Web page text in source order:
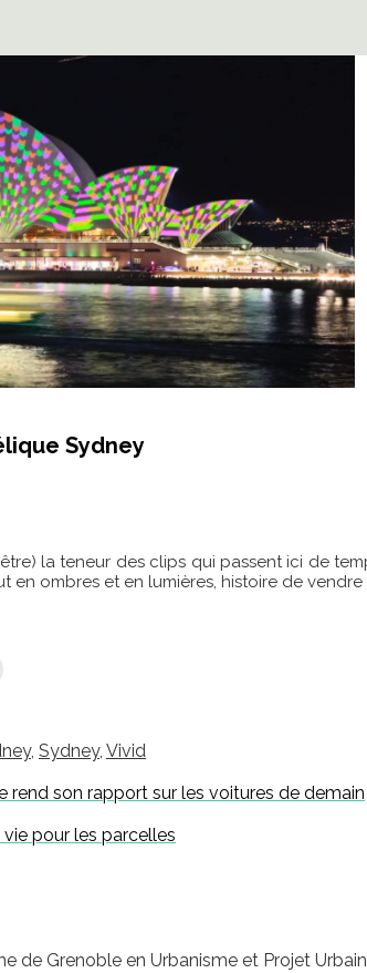
Sydney
la teneur des clips qui passent ici de
en ombres et en lumières, histoire de
, Sydney, Vivid
rend son rapport sur les voitures de demain
pour les parcelles
de Grenoble en Urbanisme et Projet